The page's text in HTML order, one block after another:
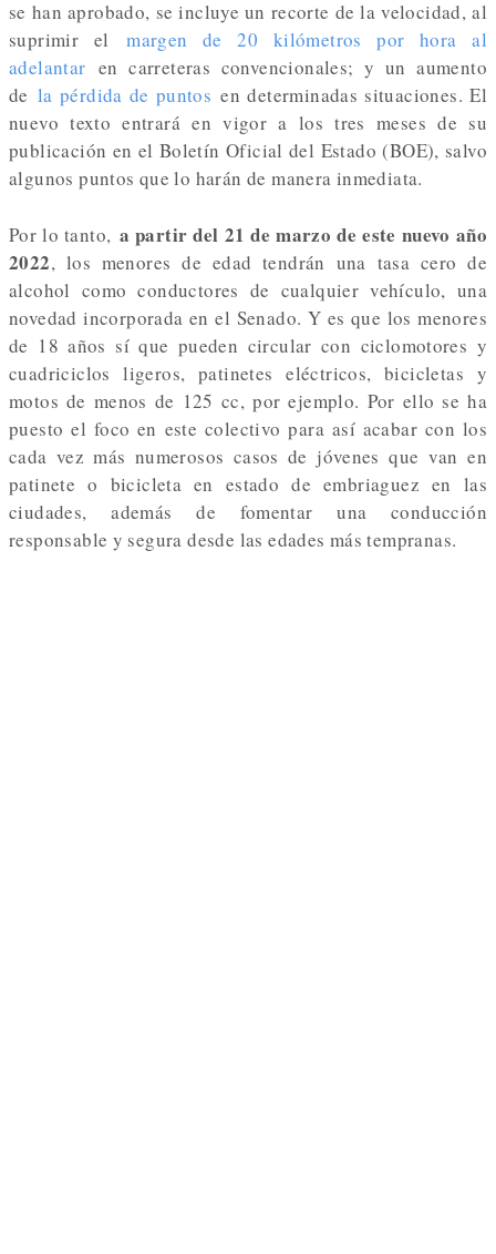
se han aprobado, se incluye un recorte de la velocidad, al
suprimir elmargen de 20 kilómetros por hora al
adelantar en carreteras convencionales; y un aumento
de la pérdida de puntos en determinadas situaciones. El
nuevo texto entrará en vigor a los tres meses de su
publicación en el Boletín Oficial del Estado (BOE), salvo
algunos puntos que lo harán de manera inmediata.
Por lo tanto, a partir del 21 de marzo de este nuevo año
2022, los menores de edad tendrán una tasa cero de
alcohol como conductores de cualquier vehículo, una
novedad incorporada en el Senado. Y es que los menores
de 18 años sí que pueden circular con ciclomotores y
cuadriciclos ligeros, patinetes eléctricos, bicicletas y
motos de menos de 125 cc, por ejemplo. Por ello se ha
puesto el foco en este colectivo para así acabar con los
cada vez más numerosos casos de jóvenes que van en
patinete o bicicleta en estado de embriaguez en las
ciudades, además de fomentar una conducción
responsable y segura desde las edades más tempranas.